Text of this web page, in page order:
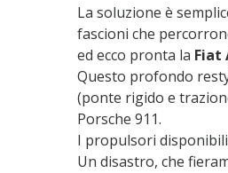
La soluzione è
fascioni che
ed ecco pronta la Fiat
Questo profondo
(ponte rigido e
Porsche 911.
I propulsori disponibili
Un disastro, che